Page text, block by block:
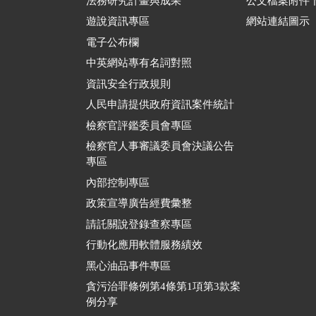
遊說資訊專區
電子公布欄
中英網站專有名詞對照
資訊安全行政規則
人民申請提供政府資訊案件統計
檢察官評鑑委員會專區
檢察官人事審議委員會決議公告
專區
內部控制專區
政策宣導廣告經費彙整
請託關說登錄查察專區
行動化應用軟體服務績效
黑心油品事件專區
貪污治罪條例第4條第1項第3款案
例分享
網站連結圖示